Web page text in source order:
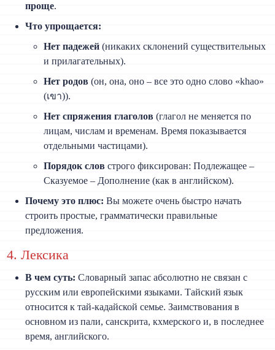
проще.
Что упрощается:
Нет падежей (никаких склонений существительных
и прилагательных).
Нет родов (он, она, оно – все это одно слово «khao»
(เขา)).
Нет спряжения глаголов (глагол не меняется по
лицам, числам и временам. Время показывается
отдельными частицами).
Порядок слов строго фиксирован: Подлежащее –
Сказуемое – Дополнение (как в английском).
Почему это плюс: Вы можете очень быстро начать
строить простые, грамматически правильные
предложения.
4. Лексика
В чем суть: Словарный запас абсолютно не связан с
русским или европейскими языками. Тайский язык
относится к тай-кадайской семье. Заимствования в
основном из пали, санскрита, кхмерского и, в последнее
время, английского.